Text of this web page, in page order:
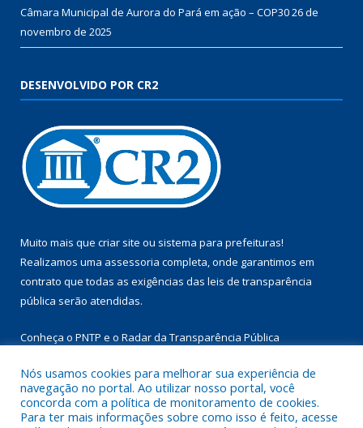
Câmara Municipal de Aurora do Pará em ação – COP3026 de
novembro de 2025
DESENVOLVIDO POR CR2
Muito mais que criar site ou sistema para prefeituras!
Realizamos uma assessoria completa, onde garantimos em
contrato que todas as exigências das leis de transparência
pública serão atendidas.
Conheça o PNTP e o Radar da Transparência Pública
Todos os direitos reservados a Câmara Municipal de Aurora do
Nós usamos cookies para melhorar sua experiência de
navegação no portal. Ao utilizar nosso portal, você
concorda com a política de monitoramento de cookies.
Para ter mais informações sobre como isso é feito, acesse